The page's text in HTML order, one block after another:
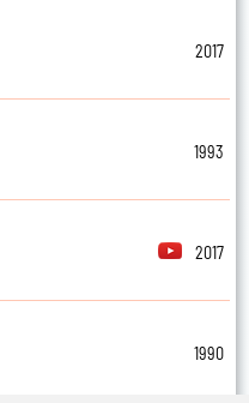
2017
1993
2017
1990